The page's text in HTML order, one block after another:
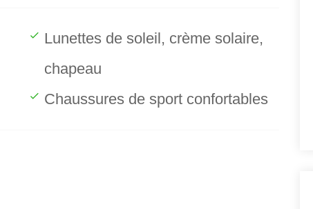
Lunettes de soleil, crème solaire,
chapeau
Chaussures de sport confortables